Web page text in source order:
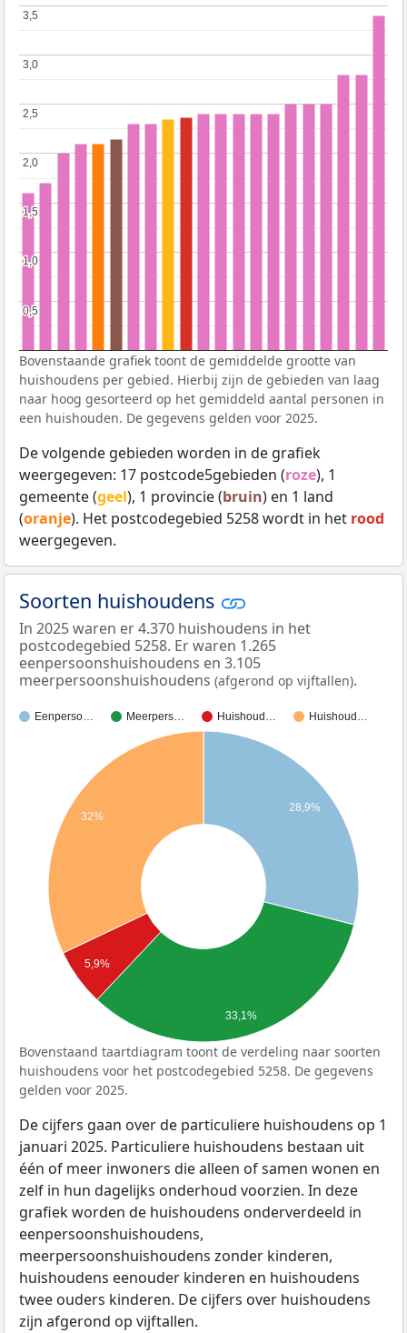
0,5
0,5
1,0
1,0
1,5
1,5
2,0
2,0
2,5
2,5
3,0
3,0
3,5
3,5
Bovenstaande grafiek toont de gemiddelde grootte van
huishoudens per gebied. Hierbij zijn de gebieden van laag
naar hoog gesorteerd op het gemiddeld aantal personen in
een huishouden. De gegevens gelden voor 2025.
De volgende gebieden worden in de grafiek
weergegeven: 17 postcode5gebieden (roze), 1
gemeente (geel), 1 provincie (bruin) en 1 land
(oranje). Het postcodegebied 5258 wordt in het rood
weergegeven.
Soorten huishoudens
In 2025 waren er 4.370 huishoudens in het
postcodegebied 5258. Er waren 1.265
eenpersoonshuishoudens en 3.105
meerpersoonshuishoudens (afgerond op vijftallen).
Eenperso… Meerpers… Huishoud… Huishoud…
28,9%
32%
5,9%
33,1%
Bovenstaand taartdiagram toont de verdeling naar soorten
huishoudens voor het postcodegebied 5258. De gegevens
gelden voor 2025.
De cijfers gaan over de particuliere huishoudens op 1
januari 2025. Particuliere huishoudens bestaan uit
één of meer inwoners die alleen of samen wonen en
zelf in hun dagelijks onderhoud voorzien. In deze
grafiek worden de huishoudens onderverdeeld in
eenpersoonshuishoudens,
meerpersoonshuishoudens zonder kinderen,
huishoudens eenouder kinderen en huishoudens
twee ouders kinderen. De cijfers over huishoudens
zijn afgerond op vijftallen.